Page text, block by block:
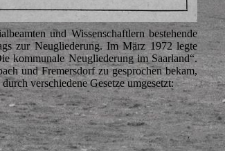
und Wissenschaftlern bestehende
zur Neugliederung. Im März 1972 legte
kommunale Neugliederung im Saarland“.
und Fremersdorf zu gesprochen bekam,
verschiedene Gesetze umgesetzt: